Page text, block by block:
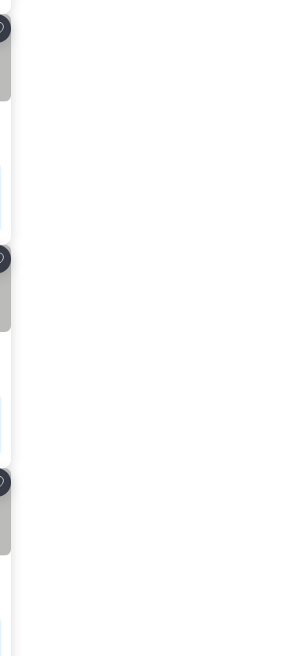
ai preferiti
ai preferiti
ai preferiti